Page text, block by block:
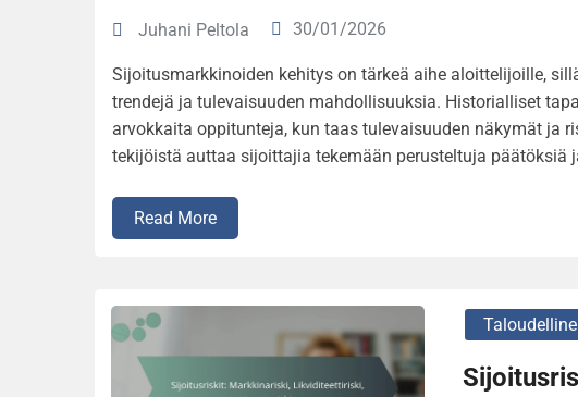
Juhani Peltola 30/01/2026
Sijoitusmarkkinoiden kehitys on tärkeä aihe aloittelijoille,
trendejä ja tulevaisuuden mahdollisuuksia. Historialliset
arvokkaita oppitunteja, kun taas tulevaisuuden näkymät ja
tekijöistä auttaa sijoittajia tekemään perusteltuja päätöksiä
Read More